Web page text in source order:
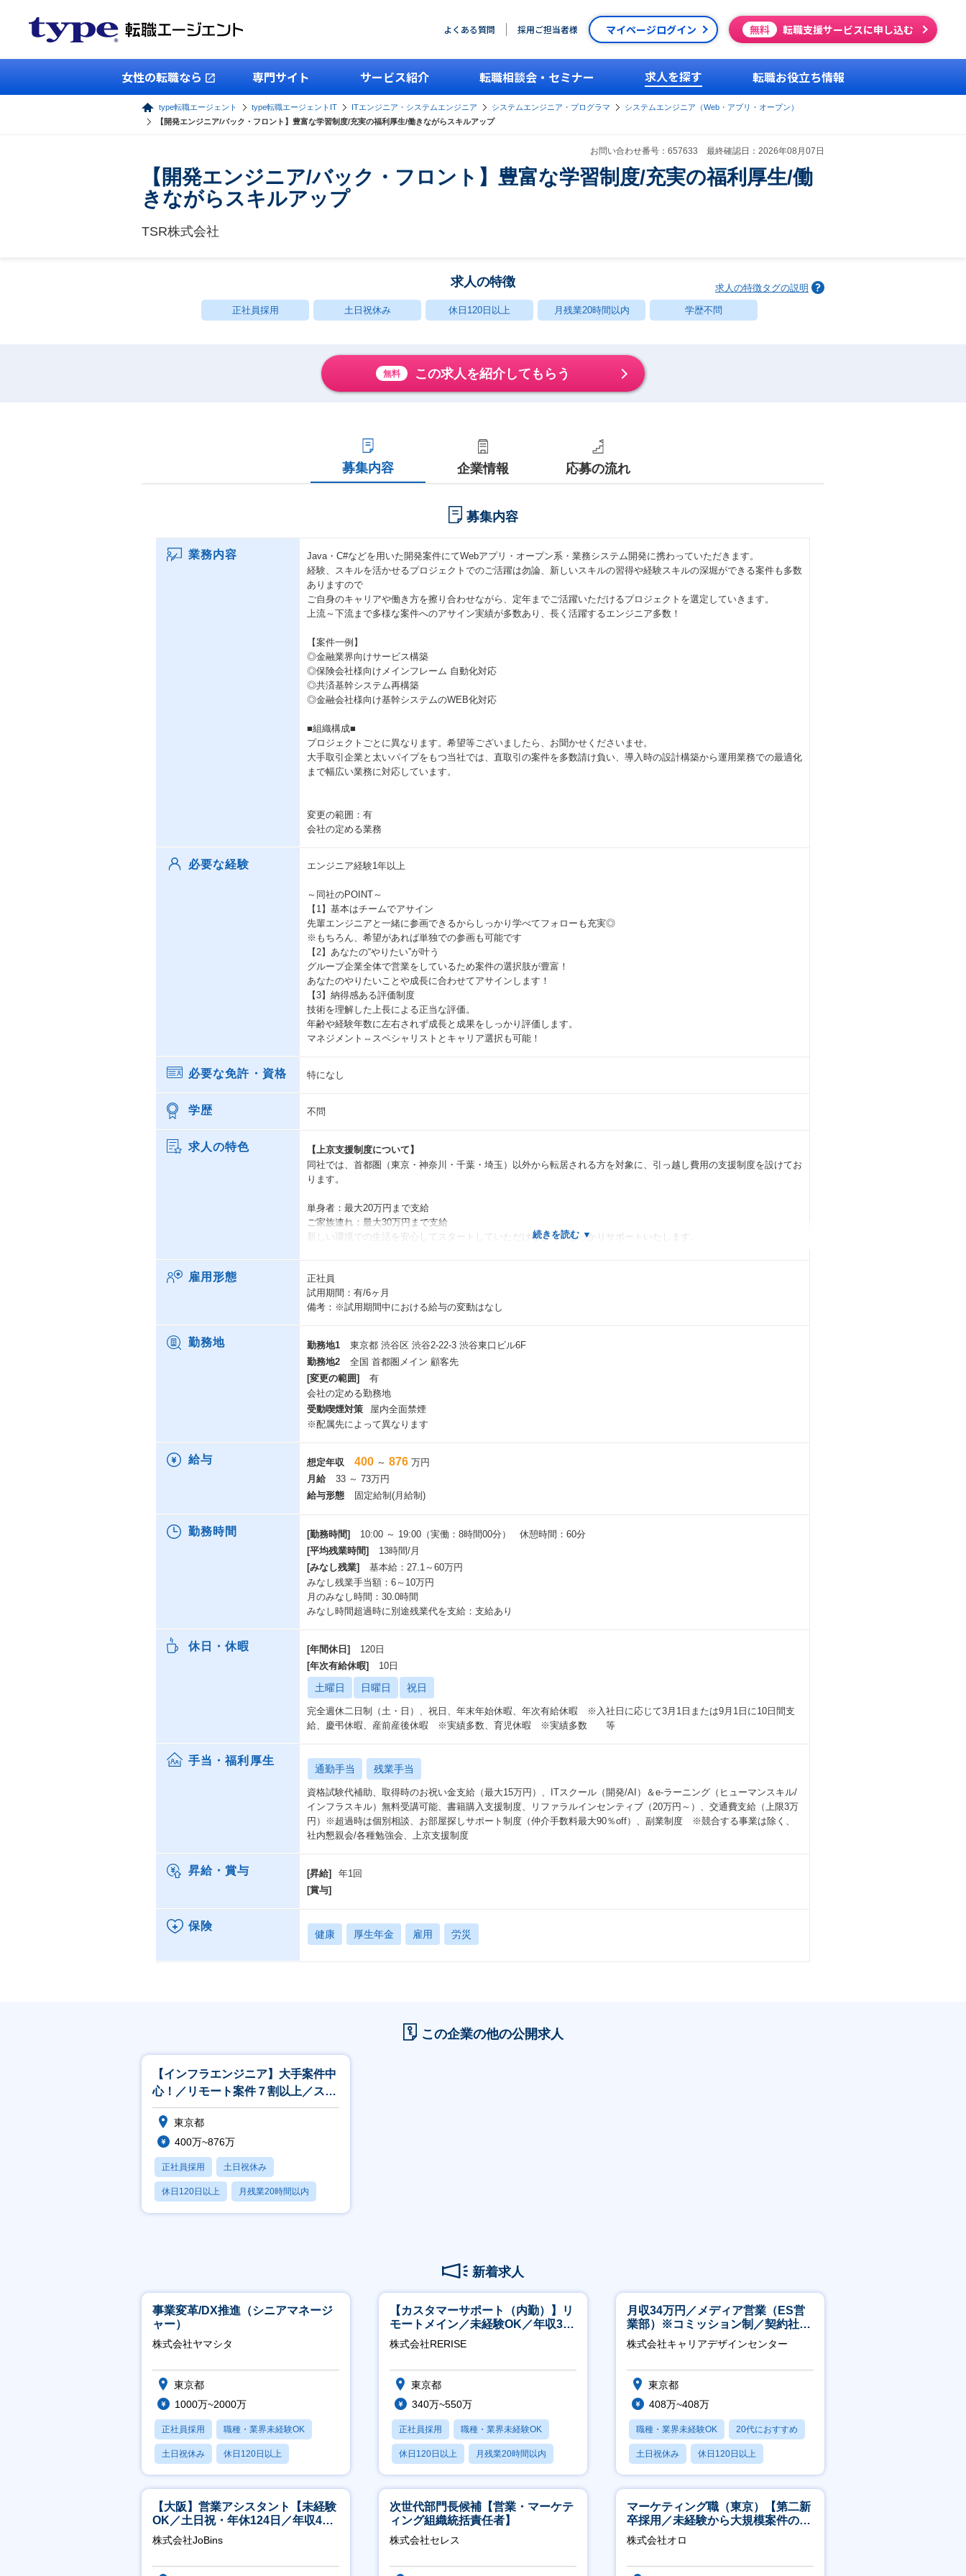
よくある質問 採用ご担当者様 マイページログイン 無料 転職支援サービスに申し込む
女性の転職なら 専門サイト サービス紹介 転職相談会・セミナー 求人を探す 転職お役立ち情報
type転職エージェント type転職エージェントIT ITエンジニア・システムエンジニア システムエンジニア・プログラマ
システムエンジニア（Web・アプリ・オープン）
【開発エンジニア/バック・フロント】豊富な学習制度/充実の福利厚生/働きながらスキルアップ
お問い合わせ番号：657633 最終確認日：2026年08月07日
【開発エンジニア/バック・フロント】豊富な学習制度/充実の福利厚生/働
きながらスキルアップ
TSR株式会社
求人の特徴 求人の特徴タグの説明
正社員採用 土日祝休み 休日120日以上 月残業20時間以内 学歴不問
無料 この求人を紹介してもらう
募集内容 企業情報 応募の流れ
募集内容
業務内容
Java・C#などを用いた開発案件にてWebアプリ・オープン系・業務システム開発に携わっていただきます。
経験、スキルを活かせるプロジェクトでのご活躍は勿論、新しいスキルの習得や経験スキルの深堀ができる案件も多数
ありますので
ご自身のキャリアや働き方を擦り合わせながら、定年までご活躍いただけるプロジェクトを選定していきます。
上流～下流まで多様な案件へのアサイン実績が多数あり、長く活躍するエンジニア多数！
【案件一例】
◎金融業界向けサービス構築
◎保険会社様向けメインフレーム 自動化対応
◎共済基幹システム再構築
◎金融会社様向け基幹システムのWEB化対応
■組織構成■
プロジェクトごとに異なります。希望等ございましたら、お聞かせくださいませ。
大手取引企業と太いパイプをもつ当社では、直取引の案件を多数請け負い、導入時の設計構築から運用業務での最適化
まで幅広い業務に対応しています。
変更の範囲：有
会社の定める業務
必要な経験 エンジニア経験1年以上
～同社のPOINT～
【1】基本はチームでアサイン
先輩エンジニアと一緒に参画できるからしっかり学べてフォローも充実◎
※もちろん、希望があれば単独での参画も可能です
【2】あなたの“やりたい”が叶う
グループ企業全体で営業をしているため案件の選択肢が豊富！
あなたのやりたいことや成長に合わせてアサインします！
【3】納得感ある評価制度
技術を理解した上長による正当な評価。
年齢や経験年数に左右されず成長と成果をしっかり評価します。
マネジメント⇔スペシャリストとキャリア選択も可能！
必要な免許・資格 特になし
学歴 不問
求人の特色
【上京支援制度について】
同社では、首都圏（東京・神奈川・千葉・埼玉）以外から転居される方を対象に、引っ越し費用の支援制度を設けてお
ります。
単身者：最大20万円まで支給
ご家族連れ：最大30万円まで支給
新しい環境での生活を安心してスタートしていただけるよう、しっかりサポートいたします。
雇用形態
正社員
試用期間：有/6ヶ月
備考：※試用期間中における給与の変動はなし
勤務地 勤務地1
東京都 渋谷区 渋谷2-22-3 渋谷東口ビル6F
勤務地2
全国 首都圏メイン 顧客先
[変更の範囲]
有
会社の定める勤務地
受動喫煙対策
屋内全面禁煙
※配属先によって異なります
給与 想定年収 400 ～ 876 万円
月給
33 ～ 73万円
給与形態
固定給制(月給制)
勤務時間 [勤務時間]
10:00 ～ 19:00（実働：8時間00分） 休憩時間：60分
[平均残業時間]
13時間/月
[みなし残業]
基本給：27.1～60万円
みなし残業手当額：6～10万円
月のみなし時間：30.0時間
みなし時間超過時に別途残業代を支給：支給あり
休日・休暇 [年間休日]
120日
[年次有給休暇]
10日
土曜日 日曜日 祝日
完全週休二日制（土・日）、祝日、年末年始休暇、年次有給休暇 ※入社日に応じて3月1日または9月1日に10日間支
給、慶弔休暇、産前産後休暇 ※実績多数、育児休暇 ※実績多数 等
手当・福利厚生
通勤手当 残業手当
資格試験代補助、取得時のお祝い金支給（最大15万円）、ITスクール（開発/AI）＆e-ラーニング（ヒューマンスキル/
インフラスキル）無料受講可能、書籍購入支援制度、リファラルインセンティブ（20万円～）、交通費支給（上限3万
円）※超過時は個別相談、お部屋探しサポート制度（仲介手数料最大90％off）、副業制度 ※競合する事業は除く、
社内懇親会/各種勉強会、上京支援制度
昇給・賞与 [昇給]
年1回
[賞与]
保険
健康 厚生年金 雇用 労災
この企業の他の公開求人
【インフラエンジニア】大手案件中
心！／リモート案件７割以上／スキ
ルアップ支援◎
東京都
400万~876万
正社員採用 土日祝休み
休日120日以上 月残業20時間以内
学歴不問
新着求人
事業変革/DX推進（シニアマネージ
ャー）
株式会社ヤマシタ
東京都
1000万~2000万
正社員採用 職種・業界未経験OK
土日祝休み 休日120日以上
産休・育休あり
【カスタマーサポート（内勤）】リ
モートメイン／未経験OK／年収340
万～／年間休日125日
株式会社RERISE
東京都
340万~550万
正社員採用 職種・業界未経験OK
休日120日以上 月残業20時間以内
賞与あり
月収34万円／メディア営業（ES営
業部）※コミッション制／契約社員
※4年目以降無期化
株式会社キャリアデザインセンター
東京都
408万~408万
職種・業界未経験OK 20代におすすめ
土日祝休み 休日120日以上
産休・育休あり
【大阪】営業アシスタント【未経験
OK／土日祝・年休124日／年収400
万～／転勤なし】
株式会社JoBins
次世代部門長候補【営業・マーケテ
ィング組織統括責任者】
株式会社セレス
マーケティング職（東京）【第二新
卒採用／未経験から大規模案件のマ
ーケティングが経験できる／研修充
実】
株式会社オロ